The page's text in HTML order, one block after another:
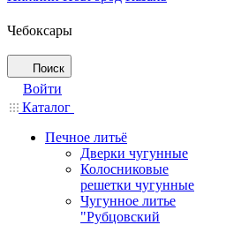
Чебоксары
Поиск
Войти
Каталог
Печное литьё
Дверки чугунные
Колосниковые
решетки чугунные
Чугунное литье
"Рубцовский